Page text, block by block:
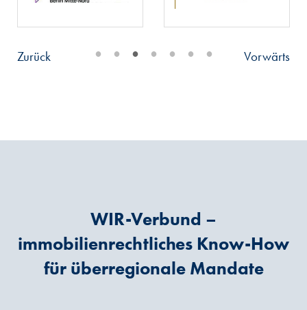
Zurück • • • • • • • Vorwärts
WIR-Verbund –
immobilienrechtliches Know-How
für überregionale Mandate